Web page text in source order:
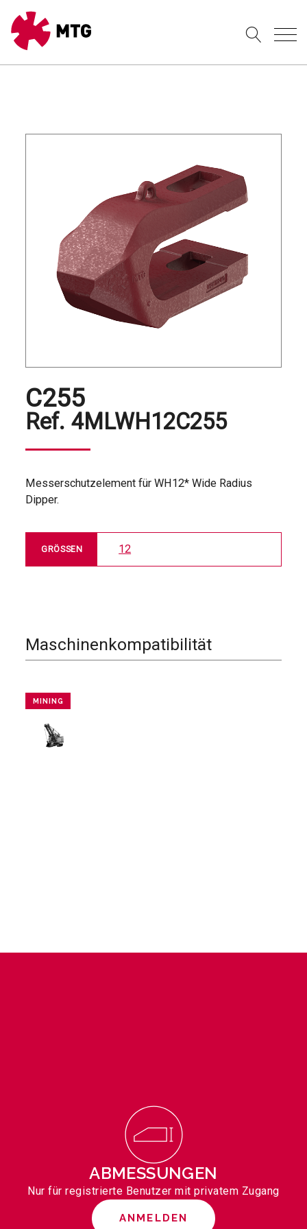
C255
Ref. 4MLWH12C255
Messerschutzelement für WH12* Wide Radius
Dipper.
GRÖSSEN 12
Maschinenkompatibilität
MINING
ABMESSUNGEN
Nur für registrierte Benutzer mit privatem Zugang
ANMELDEN